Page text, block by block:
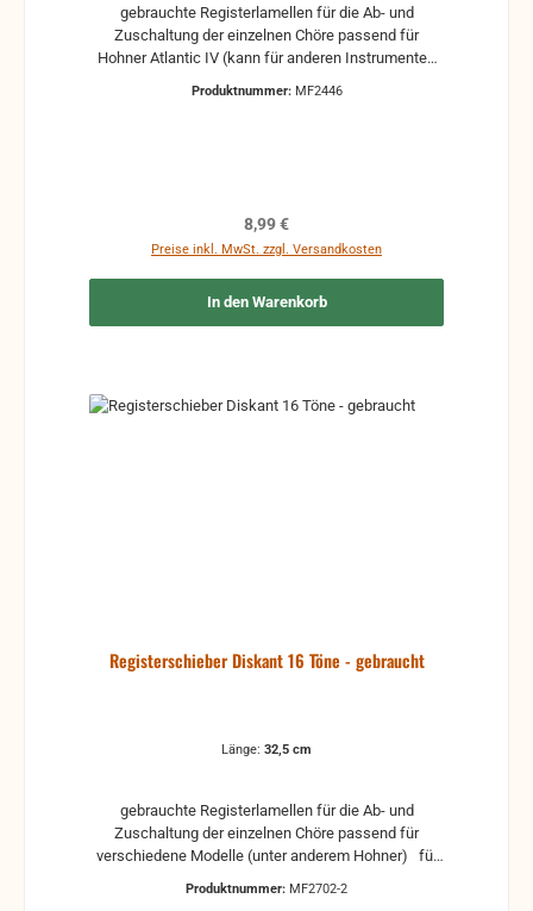
gebrauchte Registerlamellen für die Ab- und
Zuschaltung der einzelnen Chöre passend für
Hohner Atlantic IV (kann für anderen Instrumenten
Produktnummer: MF2446
Regulärer Preis:
8,99 €
Preise inkl. MwSt. zzgl. Versandkosten
In den Warenkorb
Registerschieber Diskant 16 Töne - gebraucht
Länge: 32,5 cm
gebrauchte Registerlamellen für die Ab- und
Zuschaltung der einzelnen Chöre passend für
verschiedene Modelle (unter anderem Hohner) für
Produktnummer: MF2702-2